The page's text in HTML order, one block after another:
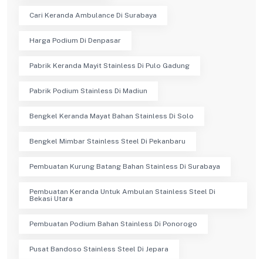
Cari Keranda Ambulance Di Surabaya
Harga Podium Di Denpasar
Pabrik Keranda Mayit Stainless Di Pulo Gadung
Pabrik Podium Stainless Di Madiun
Bengkel Keranda Mayat Bahan Stainless Di Solo
Bengkel Mimbar Stainless Steel Di Pekanbaru
Pembuatan Kurung Batang Bahan Stainless Di Surabaya
Pembuatan Keranda Untuk Ambulan Stainless Steel Di
Bekasi Utara
Pembuatan Podium Bahan Stainless Di Ponorogo
Pusat Bandoso Stainless Steel Di Jepara